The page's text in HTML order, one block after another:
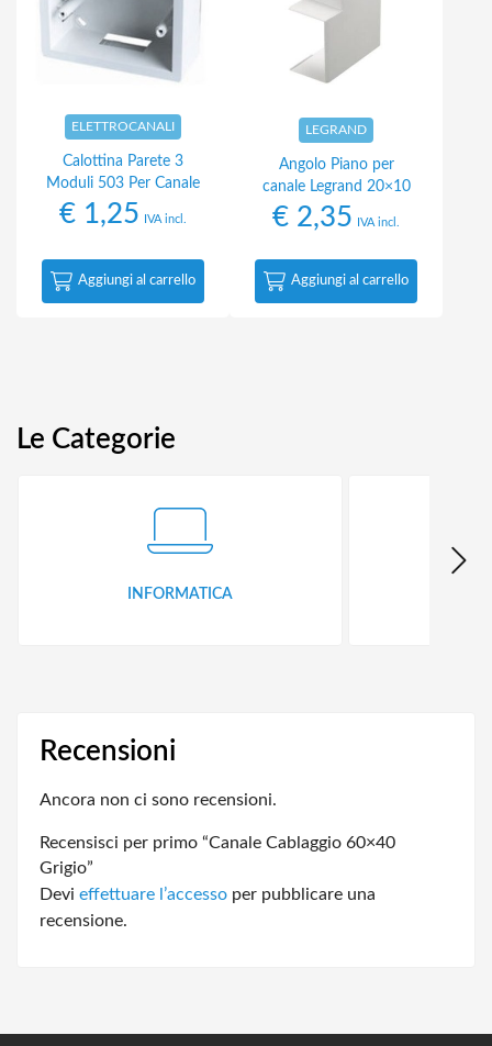
ELETTROCANALI
Calottina Parete 3
Moduli 503 Per Canale
€ 1,25 IVA incl.
Aggiungi al carrello
LEGRAND
Angolo Piano per
canale Legrand 20×10
€ 2,35 IVA incl.
Aggiungi al carrello
Le Categorie
INFORMATICA
Recensioni
Ancora non ci sono recensioni.
Recensisci per primo “Canale Cablaggio 60×40
Grigio”
Devi effettuare l’accesso per pubblicare una
recensione.